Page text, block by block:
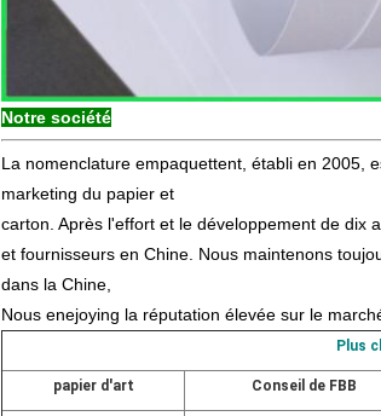
Notre société
La nomenclature empaquettent, établi en 2005,
marketing du papier et
carton. Après l'effort et le développement de dix
et fournisseurs en Chine. Nous maintenons
dans la Chine,
Nous enejoying la réputation élevée sur le
Plus
papier d'art Conseil de FBB